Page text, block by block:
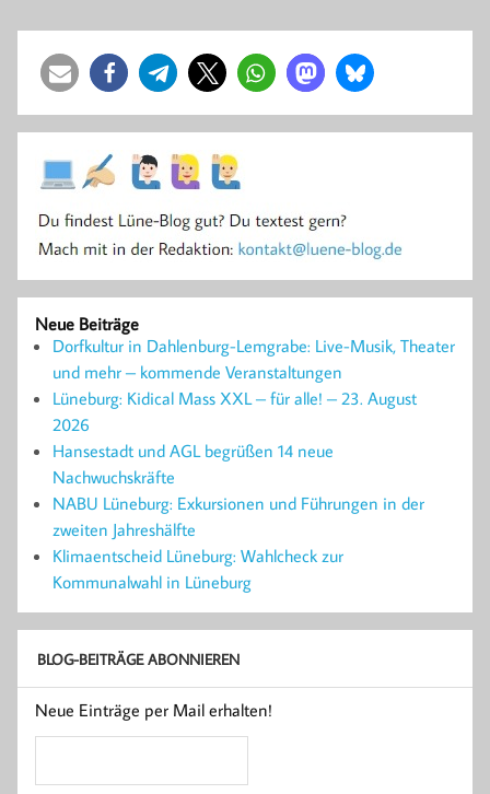
Neue Beiträge
Dorfkultur in Dahlenburg-Lemgrabe: Live-Musik, Theater
und mehr – kommende Veranstaltungen
Lüneburg: Kidical Mass XXL – für alle! – 23. August
2026
Hansestadt und AGL begrüßen 14 neue
Nachwuchskräfte
NABU Lüneburg: Exkursionen und Führungen in der
zweiten Jahreshälfte
Klimaentscheid Lüneburg: Wahlcheck zur
Kommunalwahl in Lüneburg
BLOG-BEITRÄGE ABONNIEREN
Neue Einträge per Mail erhalten!